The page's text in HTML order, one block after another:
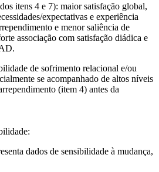
itens 4 e 7): maior satisfação global,
expectativas e experiência
e menor saliência de
associação com satisfação diádica e
de sofrimento relacional e/ou
se acompanhado de altos níveis
(item 4) antes da
dados de sensibilidade à mudança,